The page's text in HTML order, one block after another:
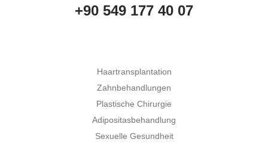
+90 549 177 40 07
Haartransplantation
Zahnbehandlungen
Plastische Chirurgie
Adipositasbehandlung
Sexuelle Gesundheit